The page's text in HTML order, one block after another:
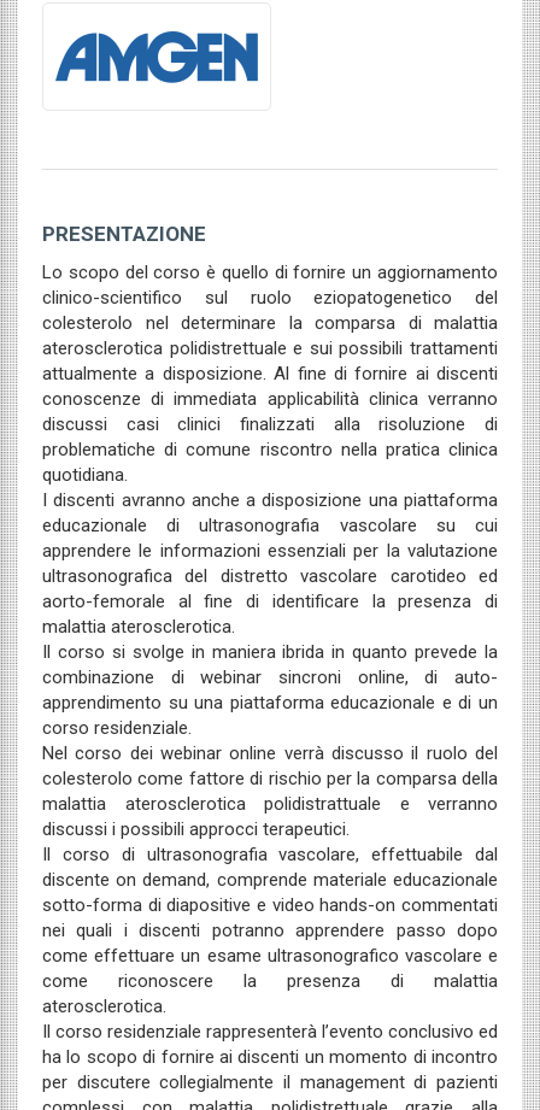
PRESENTAZIONE
Lo scopo del corso è quello di fornire un aggiornamento
clinico-scientifico sul ruolo eziopatogenetico del
colesterolo nel determinare la comparsa di malattia
aterosclerotica polidistrettuale e sui possibili trattamenti
attualmente a disposizione. Al fine di fornire ai discenti
conoscenze di immediata applicabilità clinica verranno
discussi casi clinici finalizzati alla risoluzione di
problematiche di comune riscontro nella pratica clinica
quotidiana.
I discenti avranno anche a disposizione una piattaforma
educazionale di ultrasonografia vascolare su cui
apprendere le informazioni essenziali per la valutazione
ultrasonografica del distretto vascolare carotideo ed
aorto-femorale al fine di identificare la presenza di
malattia aterosclerotica.
Il corso si svolge in maniera ibrida in quanto prevede la
combinazione di webinar sincroni online, di auto-
apprendimento su una piattaforma educazionale e di un
corso residenziale.
Nel corso dei webinar online verrà discusso il ruolo del
colesterolo come fattore di rischio per la comparsa della
malattia aterosclerotica polidistrattuale e verranno
discussi i possibili approcci terapeutici.
Il corso di ultrasonografia vascolare, effettuabile dal
discente on demand, comprende materiale educazionale
sotto-forma di diapositive e video hands-on commentati
nei quali i discenti potranno apprendere passo dopo
come effettuare un esame ultrasonografico vascolare e
come riconoscere la presenza di malattia
aterosclerotica.
Il corso residenziale rappresenterà l’evento conclusivo ed
ha lo scopo di fornire ai discenti un momento di incontro
per discutere collegialmente il management di pazienti